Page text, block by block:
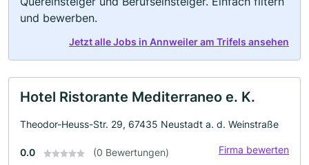
und bewerben.
Jetzt alle Jobs in Annweiler am Trifels ansehen
Hotel Ristorante Mediterraneo e. K.
Theodor-Heuss-Str. 29, 67435 Neustadt a. d. Weinstraße
0.0 (0 Bewertungen) Firma bewerten